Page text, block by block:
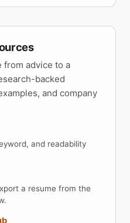
from advice to a
backed
and company
and readability
a resume from the